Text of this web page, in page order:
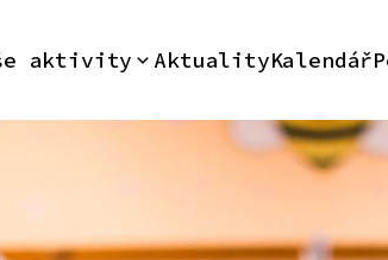
aktivity AktualityKalendář